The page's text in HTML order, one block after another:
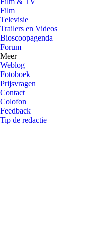
Film
Televisie
Trailers en Videos
Bioscoopagenda
Forum
Meer
Weblog
Fotoboek
Prijsvragen
Contact
Colofon
Feedback
Tip de redactie